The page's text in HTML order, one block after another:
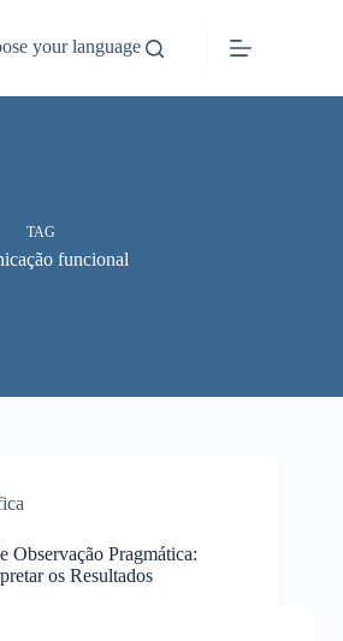
your language
TAG
funcional
Pragmática:
os Resultados